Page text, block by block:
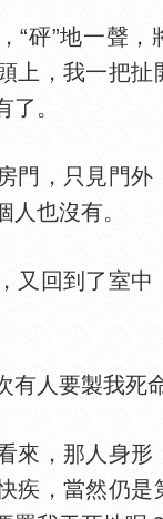
砰”地一聲，
上，我一把扯
了。
，只見門外
人也沒有。
回到了室中
人要製我死命
，那人身形
疾，當然仍是